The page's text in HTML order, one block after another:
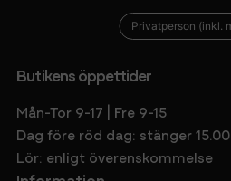
Butikens öppettider
Mån-Tor 9-17 | Fre 9-15
Dag före röd dag: stänger 15.00
Lör: enligt överenskommelse